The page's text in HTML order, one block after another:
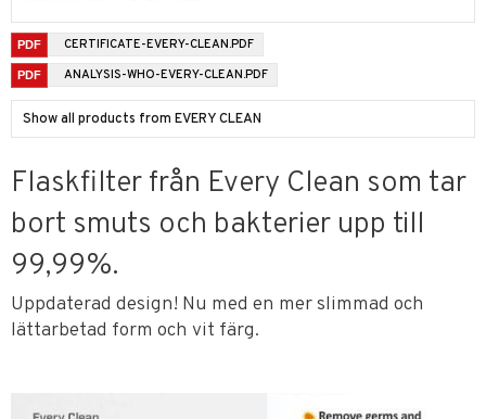
CERTIFICATE-EVERY-CLEAN.PDF
ANALYSIS-WHO-EVERY-CLEAN.PDF
Show all products from EVERY CLEAN
Flaskfilter från Every Clean som tar
bort smuts och bakterier upp till
99,99%.
Uppdaterad design! Nu med en mer slimmad och
lättarbetad form och vit färg.